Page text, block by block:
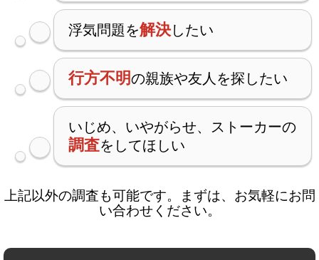
浮気問題を解決したい
行方不明の親族や友人を探したい
いじめ、いやがらせ、ストーカーの
調査をしてほしい
上記以外の調査も可能です。まずは、お気軽にお問
い合わせください。